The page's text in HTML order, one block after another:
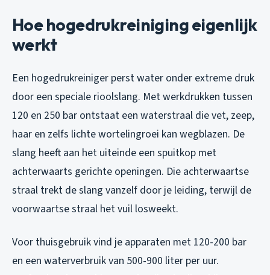
Hoe hogedrukreiniging eigenlijk
werkt
Een hogedrukreiniger perst water onder extreme druk
door een speciale rioolslang. Met werkdrukken tussen
120 en 250 bar ontstaat een waterstraal die vet, zeep,
haar en zelfs lichte wortelingroei kan wegblazen. De
slang heeft aan het uiteinde een spuitkop met
achterwaarts gerichte openingen. Die achterwaartse
straal trekt de slang vanzelf door je leiding, terwijl de
voorwaartse straal het vuil losweekt.
Voor thuisgebruik vind je apparaten met 120-200 bar
en een waterverbruik van 500-900 liter per uur.